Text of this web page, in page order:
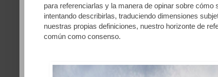
para referenciarlas y la manera de opinar sobre cómo
intentando describirlas, traduciendo dimensiones
nuestras propias definiciones, nuestro horizonte de
común como consenso.